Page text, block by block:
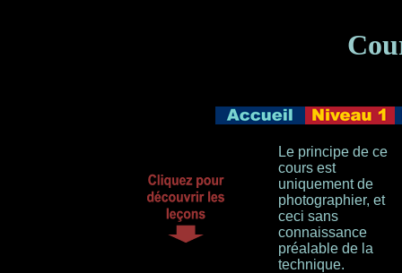
Le principe de ce
cours est
uniquement de
photographier, et
ceci sans
connaissance
préalable de la
technique.